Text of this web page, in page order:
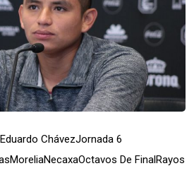
Eduardo ChávezJornada 6
MoreliaNecaxaOctavos De FinalRayos